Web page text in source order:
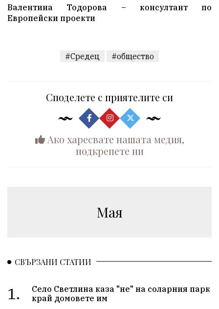
Валентина Тодорова – консултант по
Европейски проекти
#Средец #общество
Споделете с приятелите си
Ако харесвате нашата медия,
подкрепете ни
Мая
СВЪРЗАНИ СТАТИИ
1.
Село Светлина каза "не" на соларния парк
край домовете им